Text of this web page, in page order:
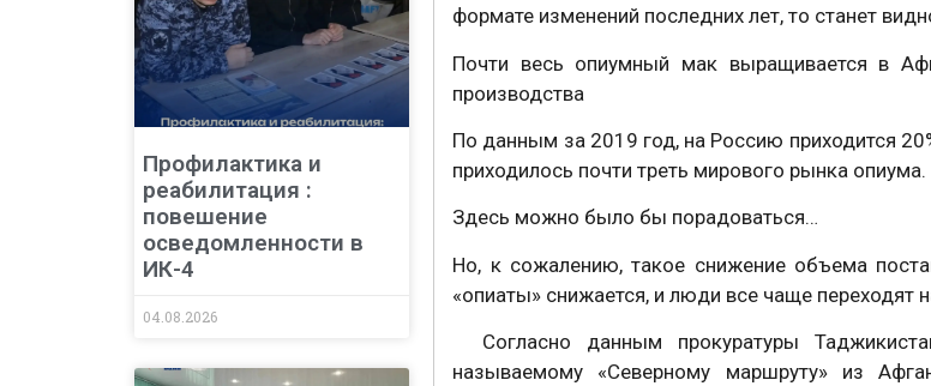
Профилактика и
реабилитация :
повешение
осведомленности в
ИК-4
04.08.2026
формате изменений последних лет, то станет
Почти весь опиумный мак выращивается в
производства
По данным за 2019 год, на Россию приходится
приходилось почти треть мирового рынка опиума.
Здесь можно было бы порадоваться…
Но, к сожалению, такое снижение объема
«опиаты» снижается, и люди все чаще переходят
⠀ Согласно данным прокуратуры
называемому «Северному маршруту» из